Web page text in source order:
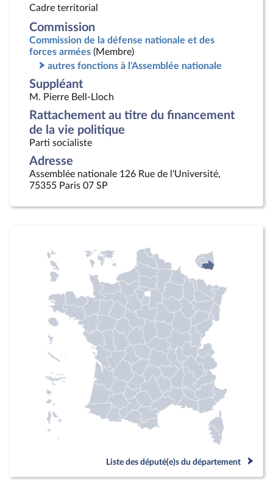
Cadre territorial
Commission
Commission de la défense nationale et des
forces armées (Membre)
autres fonctions à l'Assemblée nationale
Suppléant
M. Pierre Bell-Lloch
Rattachement au titre du financement
de la vie politique
Parti socialiste
Adresse
Assemblée nationale 126 Rue de l'Université,
75355 Paris 07 SP
Liste des député(e)s du département